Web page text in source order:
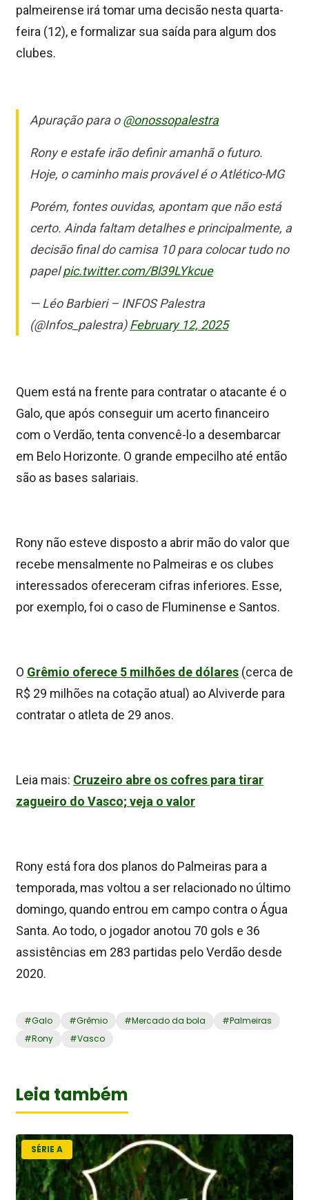
palmeirense irá tomar uma decisão nesta quarta-
feira (12), e formalizar sua saída para algum dos
clubes.
Apuração para o@onossopalestra
Rony e estafe irão definir amanhã o futuro.
Hoje, o caminho mais provável é o Atlético-MG
Porém, fontes ouvidas, apontam que não está
certo. Ainda faltam detalhes e principalmente, a
decisão final do camisa 10 para colocar tudo no
papelpic.twitter.com/Bl39LYkcue
— Léo Barbieri – INFOS Palestra
(@Infos_palestra)February 12, 2025
Quem está na frente para contratar o atacante é o
Galo, que após conseguir um acerto financeiro
com o Verdão, tenta convencê-lo a desembarcar
em Belo Horizonte. O grande empecilho até então
são as bases salariais.
Rony não esteve disposto a abrir mão do valor que
recebe mensalmente no Palmeiras e os clubes
interessados ofereceram cifras inferiores. Esse,
por exemplo, foi o caso de Fluminense e Santos.
O Grêmio oferece 5 milhões de dólares (cerca de
R$ 29 milhões na cotação atual) ao Alviverde para
contratar o atleta de 29 anos.
Leia mais: Cruzeiro abre os cofres para tirar
zagueiro do Vasco; veja o valor
Rony está fora dos planos do Palmeiras para a
temporada, mas voltou a ser relacionado no último
domingo, quando entrou em campo contra o Água
Santa. Ao todo, o jogador anotou 70 gols e 36
assistências em 283 partidas pelo Verdão desde
2020.
#Galo #Grêmio #Mercado da bola #Palmeiras
#Rony #Vasco
Leia também
SÉRIE A